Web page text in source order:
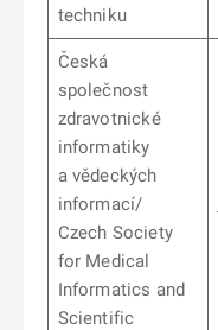
techniku
Česká
společnost
zdravotnické
informatiky
a vědeckých
informací/
Czech Society
for Medical
Informatics and
Scientific